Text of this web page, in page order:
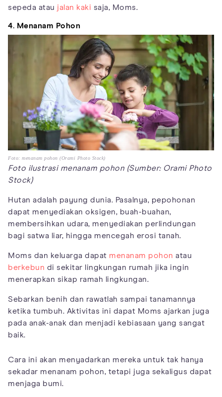
sepeda atau jalan kaki saja, Moms.
4. Menanam Pohon
Foto: menanam pohon (Orami Photo Stock)
Foto ilustrasi menanam pohon (Sumber: Orami Photo
Stock)
Hutan adalah payung dunia. Pasalnya, pepohonan
dapat menyediakan oksigen, buah-buahan,
membersihkan udara, menyediakan perlindungan
bagi satwa liar, hingga mencegah erosi tanah.
Moms dan keluarga dapat menanam pohon atau
berkebun di sekitar lingkungan rumah jika ingin
menerapkan sikap ramah lingkungan.
Sebarkan benih dan rawatlah sampai tanamannya
ketika tumbuh. Aktivitas ini dapat Moms ajarkan juga
pada anak-anak dan menjadi kebiasaan yang sangat
baik.
Cara ini akan menyadarkan mereka untuk tak hanya
sekadar menanam pohon, tetapi juga sekaligus dapat
menjaga bumi.